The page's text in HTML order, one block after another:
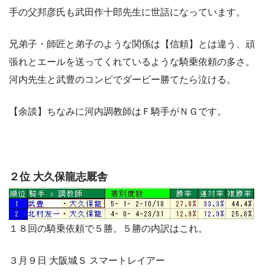
手の父邦彦氏も武田作十郎先生に世話になっています。
兄弟子・師匠と弟子のような関係は【信頼】とは違う、頑
張れとエールを送ってくれているような騎乗依頼の多さ。
河内先生と武豊のコンビでダービー勝てたら泣ける。
【余談】ちなみに河内調教師はＦ騎手がＮＧです。
２位 大久保龍志厩舎
１８回の騎乗依頼で５勝。５勝の内訳はこれ。
３月９日 大阪城Ｓ スマートレイアー